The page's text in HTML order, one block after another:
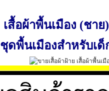
เสื้อผ้าพื้นเมือง (ชาย)
ชุดพื้นเมืองสำหรับเด็